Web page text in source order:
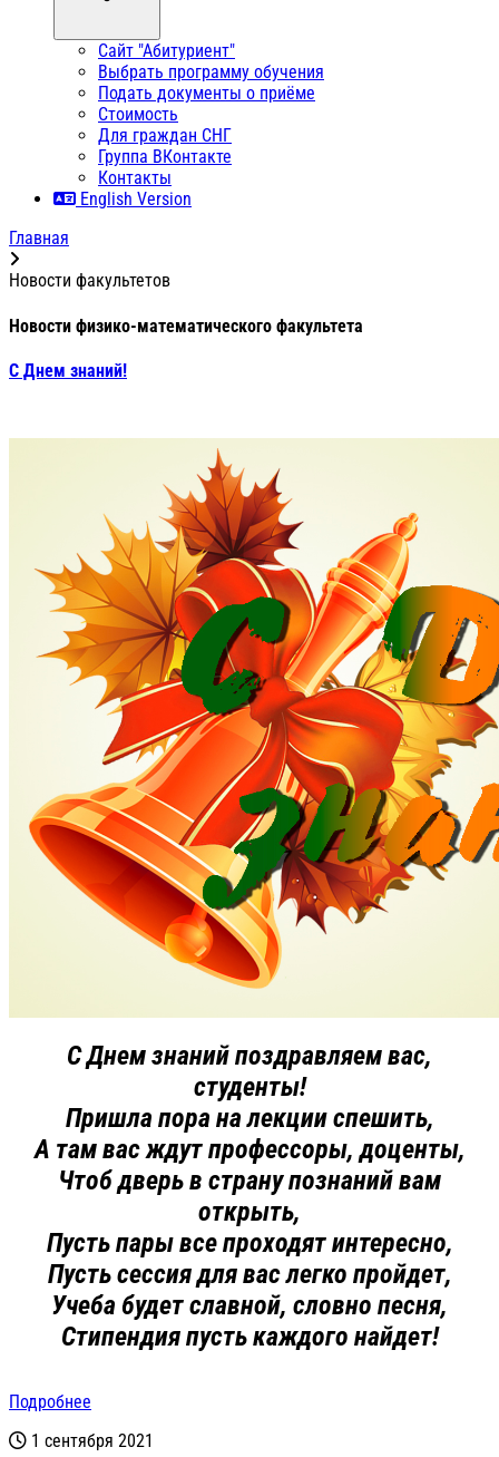
Сайт "Абитуриент"
Выбрать программу обучения
Подать документы о приёме
Стоимость
Для граждан СНГ
Группа ВКонтакте
Контакты
English Version
Главная
Новости факультетов
Новости физико-математического факультета
С Днем знаний!
С Днем знаний поздравляем вас,
студенты!
Пришла пора на лекции спешить,
А там вас ждут профессоры, доценты,
Чтоб дверь в страну познаний вам
открыть,
Пусть пары все проходят интересно,
Пусть сессия для вас легко пройдет,
Учеба будет славной, словно песня,
Стипендия пусть каждого найдет!
Подробнее
1 сентября 2021